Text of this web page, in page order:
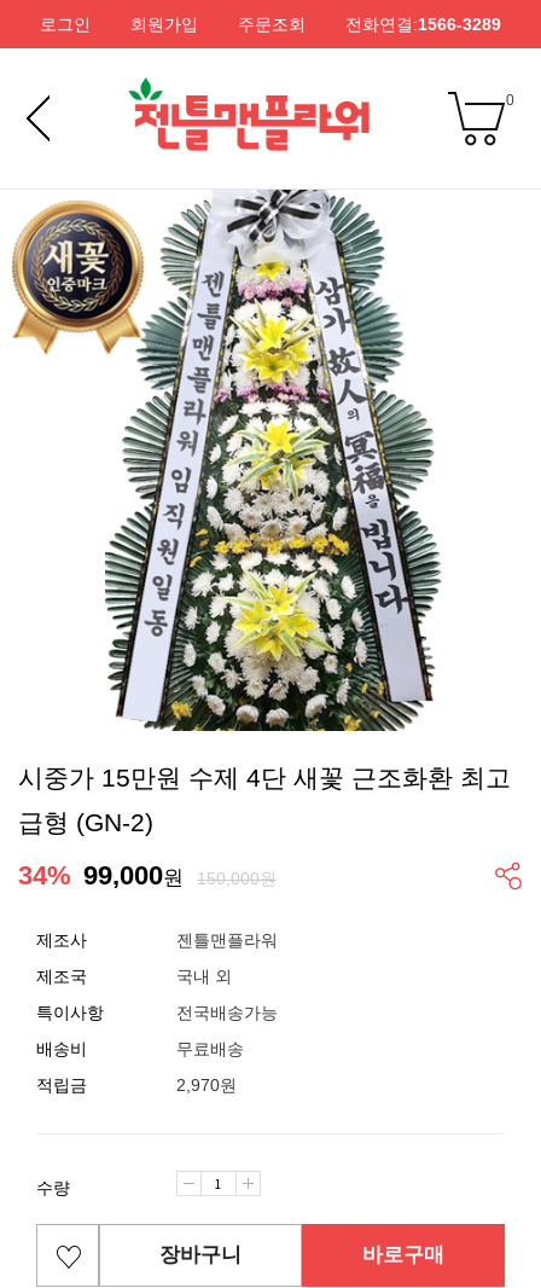
로그인 회원가입 주문조회 전화연결:1566-3289
0
시중가 15만원 수제 4단 새꽃 근조화환 최고
급형 (GN-2)
34% 99,000원 150,000원
제조사
젠틀맨플라워
제조국
국내 외
특이사항
전국배송가능
배송비
무료배송
적립금
2,970원
수량
장바구니 바로구매